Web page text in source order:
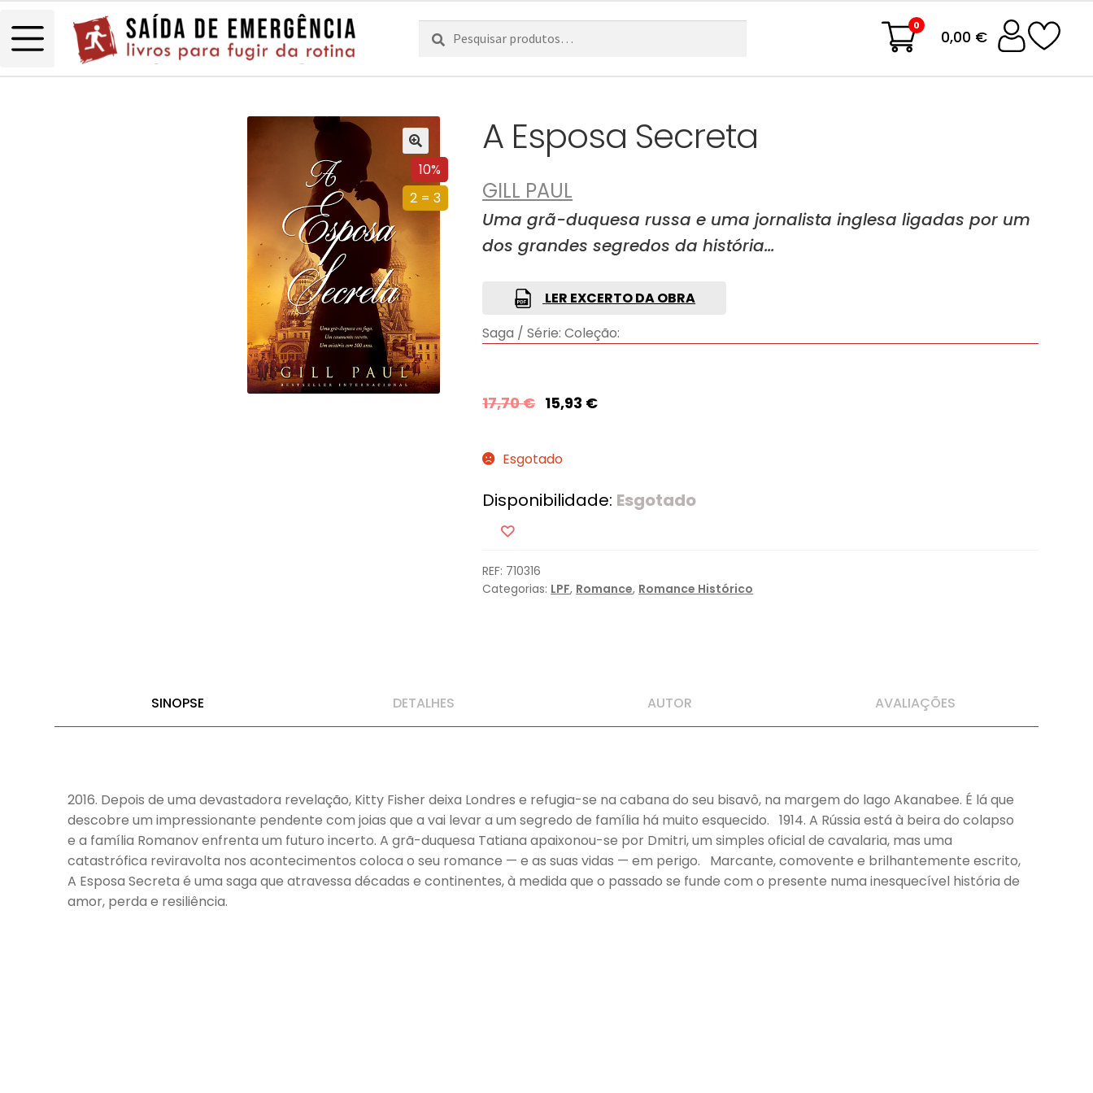
Pesquisar
por:
Pesquisa 0
0,00 €
10%
2 = 3
A Esposa Secreta
GILL PAUL
Uma grã-duquesa russa e uma jornalista inglesa ligadas por um
dos grandes segredos da história…
LER EXCERTO DA OBRA
Saga / Série: Coleção:
17,70€ 15,93 €
Esgotado
Disponibilidade: Esgotado
REF: 710316
Categorias: LPF, Romance, Romance Histórico
SINOPSE DETALHES AUTOR AVALIAÇÕES
2016. Depois de uma devastadora revelação, Kitty Fisher deixa Londres e refugia-se na cabana do seu bisavô, na margem do lago Akanabee. É lá que
descobre um impressionante pendente com joias que a vai levar a um segredo de família há muito esquecido. 1914. A Rússia está à beira do colapso
e a família Romanov enfrenta um futuro incerto. A grã-duquesa Tatiana apaixonou-se por Dmitri, um simples oficial de cavalaria, mas uma
catastrófica reviravolta nos acontecimentos coloca o seu romance — e as suas vidas — em perigo. Marcante, comovente e brilhantemente escrito,
A Esposa Secreta é uma saga que atravessa décadas e continentes, à medida que o passado se funde com o presente numa inesquecível história de
amor, perda e resiliência.